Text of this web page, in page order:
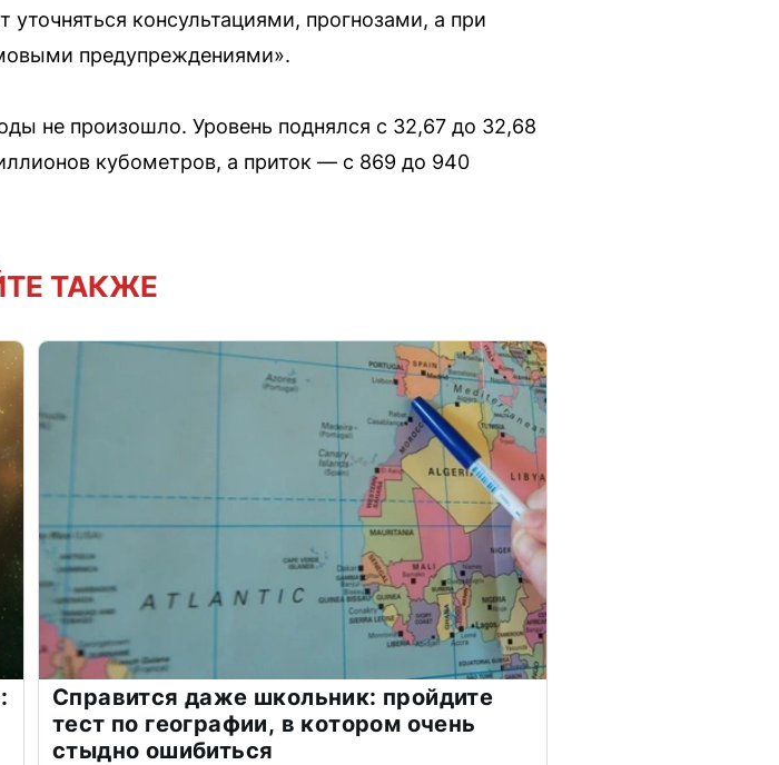
консультациями, прогнозами, a при
предупреждениями».
не произошло. Уровень поднялся с 32,67 до 32,68
кубометров, а приток — с 869 до 940
ТАКЖЕ
Справится даже школьник: пройдите
тест по географии, в котором очень
стыдно ошибиться